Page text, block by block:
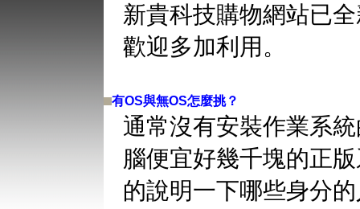
新貴科技購物網站已
歡迎多加利用。
有OS與無OS怎麼挑？
通常沒有安裝作業系
腦便宜好幾千塊的正
的說明一下哪些身分